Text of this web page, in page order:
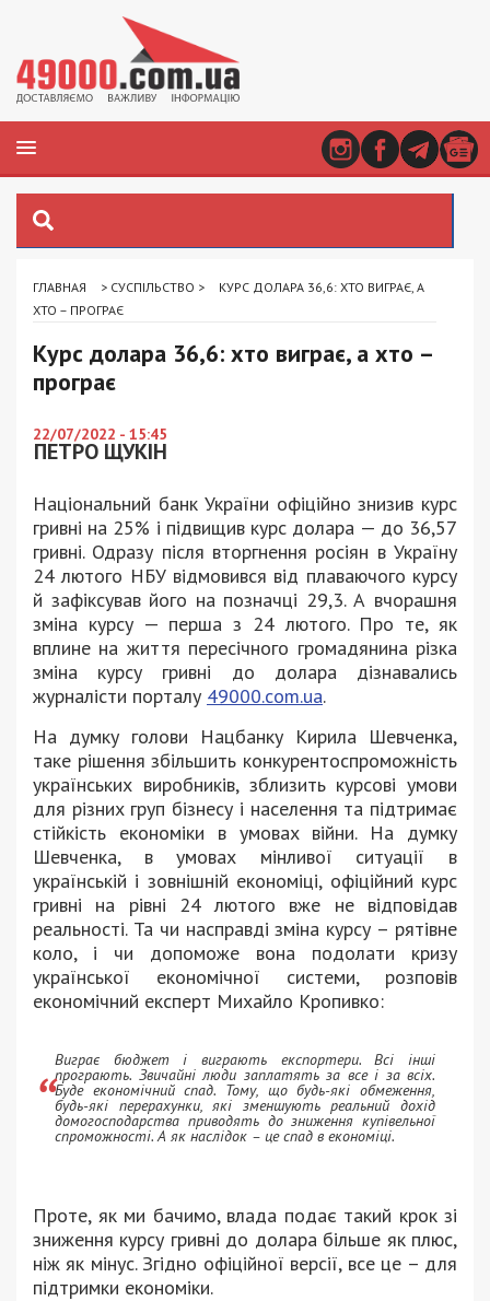
ГЛАВНАЯ > СУСПІЛЬСТВО >
КУРС ДОЛАРА 36,6: ХТО ВИГРАЄ, А
ХТО – ПРОГРАЄ
Курс долара 36,6: хто виграє, а хто –
програє
22/07/2022 - 15:45
ПЕТРО ЩУКІН
Національний банк України офіційно знизив курс
гривні на 25% і підвищив курс долара — до 36,57
гривні. Одразу після вторгнення росіян в Україну
24 лютого НБУ відмовився від плаваючого курсу
й зафіксував його на позначці 29,3. А вчорашня
зміна курсу — перша з 24 лютого. Про те, як
вплине на життя пересічного громадянина різка
зміна курсу гривні до долара дізнавались
журналісти порталу 49000.com.ua.
На думку голови Нацбанку Кирила Шевченка,
таке рішення збільшить конкурентоспроможність
українських виробників, зблизить курсові умови
для різних груп бізнесу і населення та підтримає
стійкість економіки в умовах війни. На думку
Шевченка, в умовах мінливої ситуації в
українській і зовнішній економіці, офіційний курс
гривні на рівні 24 лютого вже не відповідав
реальності. Та чи насправді зміна курсу – рятівне
коло, і чи допоможе вона подолати кризу
української економічної системи, розповів
економічний експерт Михайло Кропивко:
Виграє бюджет і виграють експортери. Всі інші
програють. Звичайні люди заплатять за все і за всіх.
Буде економічний спад. Тому, що будь-які обмеження,
будь-які перерахунки, які зменшують реальний дохід
домогосподарства приводять до зниження купівельної
спроможності. А як наслідок – це спад в економіці.
Проте, як ми бачимо, влада подає такий крок зі
зниження курсу гривні до долара більше як плюс,
ніж як мінус. Згідно офіційної версії, все це – для
підтримки економіки.